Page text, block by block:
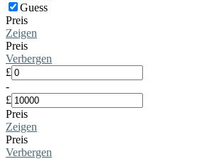
Guess
Preis
Zeigen
Preis
Verbergen
£
-
£
Preis
Zeigen
Preis
Verbergen